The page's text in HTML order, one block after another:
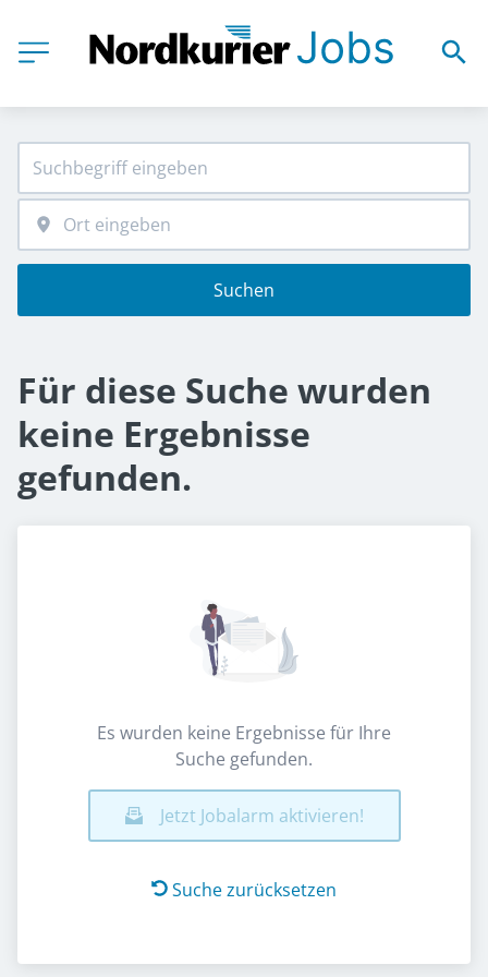
Suchen
Für diese Suche wurden
keine Ergebnisse
gefunden.
Es wurden keine Ergebnisse für Ihre
Suche gefunden.
Jetzt Jobalarm aktivieren!
Suche zurücksetzen